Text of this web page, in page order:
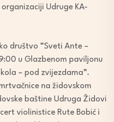
Udruge KA-
društvo “Sveti Ante –
u Glazbenom paviljonu
– pod zvijezdama”.
na židovskom
baštine Udruga Židovi
violinistice Rute Bobić i